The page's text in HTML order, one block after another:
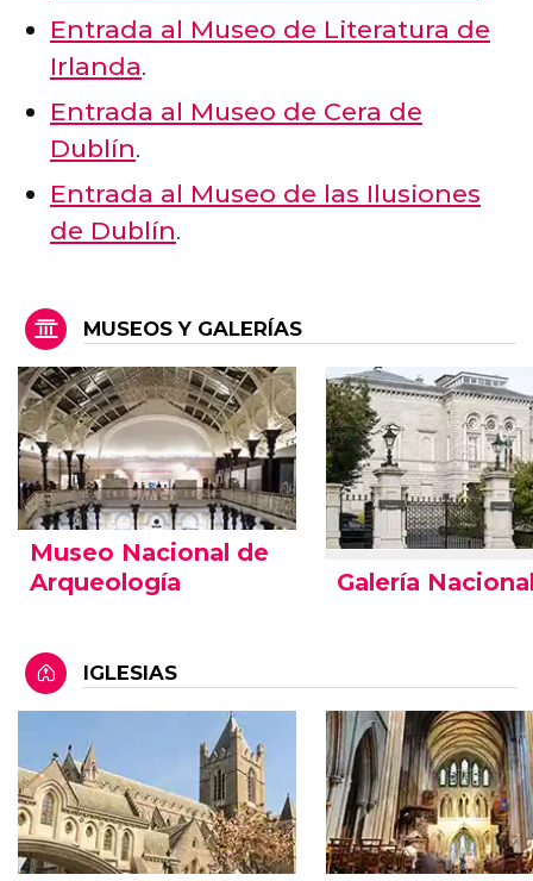
Entrada al Museo de Literatura de
Irlanda.
Entrada al Museo de Cera de
Dublín.
Entrada al Museo de las Ilusiones
de Dublín.
MUSEOS Y GALERÍAS
Museo Nacional de
Arqueología
Galería
IGLESIAS